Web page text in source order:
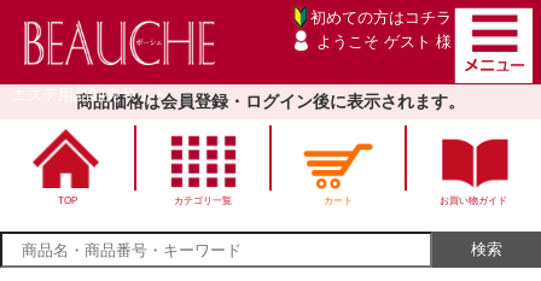
エステ用品卸売サイト
初めての方は コチラ
ようこそ ゲスト 様
商品価格は会員登録・ログイン後に表示されます。
TOP カテゴリ一覧 カート お買い物ガイド